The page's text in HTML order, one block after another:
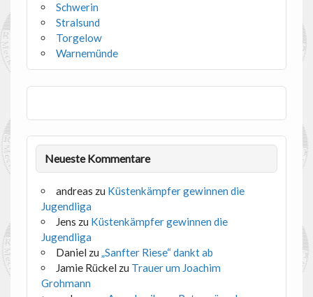
Schwerin
Stralsund
Torgelow
Warnemünde
Neueste Kommentare
andreas zu Küstenkämpfer gewinnen die
Jugendliga
Jens zu Küstenkämpfer gewinnen die
Jugendliga
Danielzu „Sanfter Riese“ dankt ab
Jamie Rückelzu Trauer um Joachim
Grohmann